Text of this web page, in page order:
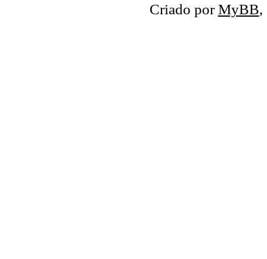
Criado porMyBB,